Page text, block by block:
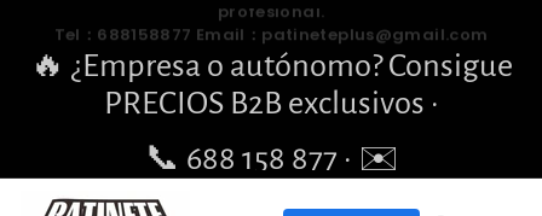
direttamente
mettere
in
pausa
diapositive
🔥 ¿Empresa o autónomo? Consigue
PRECIOS B2B exclusivos ·
📞 688 158 877 · ✉️
pengchengbrillante@gmail.com